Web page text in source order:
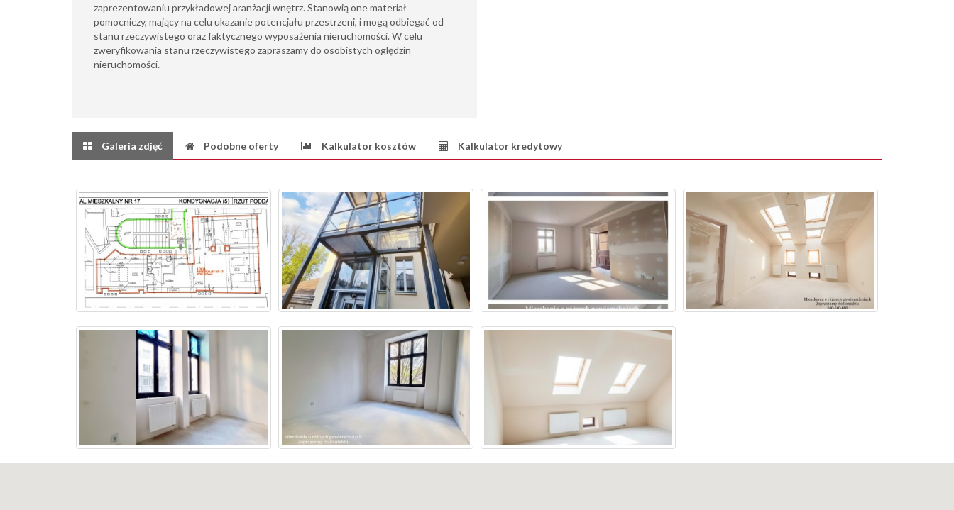
zaprezentowaniu przykładowej aranżacji wnętrz. Stanowią one materiał
pomocniczy, mający na celu ukazanie potencjału przestrzeni, i mogą odbiegać od
stanu rzeczywistego oraz faktycznego wyposażenia nieruchomości. W celu
zweryfikowania stanu rzeczywistego zapraszamy do osobistych oględzin
nieruchomości.
Galeria zdjęć Podobne oferty Kalkulator kosztów Kalkulator kredytowy